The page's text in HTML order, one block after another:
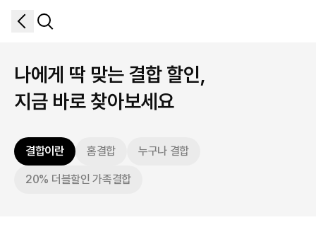
나에게 딱 맞는 결합 할인,
지금 바로 찾아보세요
결합이란 홈결합 누구나 결합
20% 더블할인 가족결합